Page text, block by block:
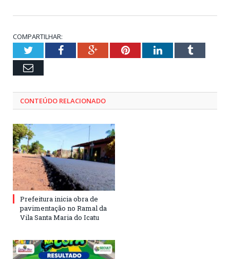
COMPARTILHAR:
TwitterFacebookGoogle+PinterestLinkedInTumblr
Email
CONTEÚDO RELACIONADO
Prefeitura inicia obra de
pavimentação no Ramal da
Vila Santa Maria do Icatu